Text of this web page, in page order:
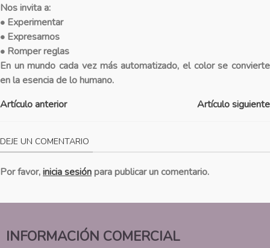
Nos invita a:
• Experimentar
• Expresarnos
• Romper reglas
En un mundo cada vez más automatizado, el color se convierte
en la esencia de lo humano.
Artículo anterior
Artículo siguiente
DEJE UN COMENTARIO
Por favor,inicia sesiónpara publicar un comentario.
INFORMACIÓN COMERCIAL